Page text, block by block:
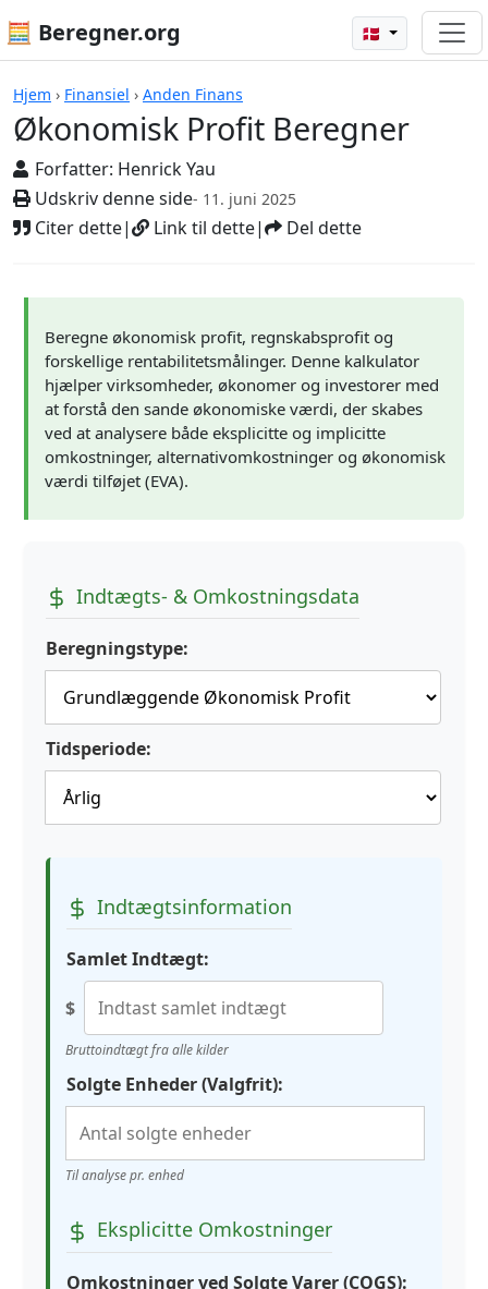
🧮 Beregner.org 🇩🇰
Hjem › Finansiel › Anden Finans
Økonomisk Profit Beregner
Forfatter: Henrick Yau
Udskriv denne side- 11. juni 2025
Citer dette| Link til dette| Del dette
Økonomisk Profit Beregner
Beregne økonomisk profit, regnskabsprofit og
forskellige rentabilitetsmålinger. Denne kalkulator
hjælper virksomheder, økonomer og investorer med
at forstå den sande økonomiske værdi, der skabes
ved at analysere både eksplicitte og implicitte
omkostninger, alternativomkostninger og økonomisk
værdi tilføjet (EVA).
Indtægts- & Omkostningsdata
Beregningstype:
Tidsperiode:
Indtægtsinformation
Samlet Indtægt:
$
Bruttoindtægt fra alle kilder
Solgte Enheder (Valgfrit):
Til analyse pr. enhed
Eksplicitte Omkostninger
Omkostninger ved Solgte Varer (COGS):